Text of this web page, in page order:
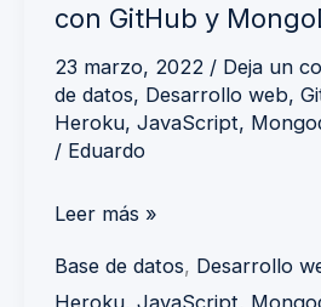
con GitHub y
23 marzo, 2022 / Deja un
de datos, Desarrollo web,
Heroku, JavaScript,
/ Eduardo
a
Heroku
con
GitHub
MongoDB
Leer más »
Base de datos, Desarrollo
Heroku, JavaScript,